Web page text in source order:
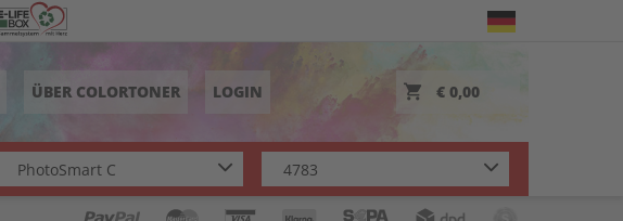
ÜBER COLORTONER LOGIN € 0,00